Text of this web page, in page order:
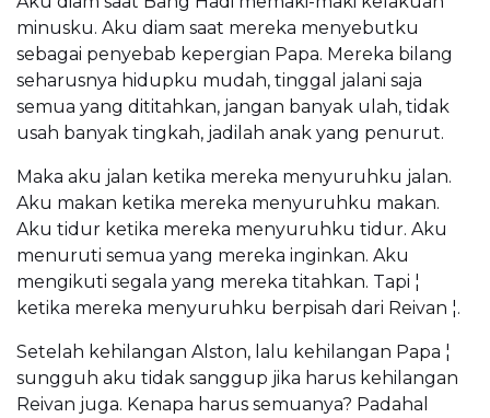
minusku. Aku diam saat mereka menyebutku
sebagai penyebab kepergian Papa. Mereka bilang
seharusnya hidupku mudah, tinggal jalani saja
semua yang dititahkan, jangan banyak ulah, tidak
usah banyak tingkah, jadilah anak yang penurut.
Maka aku jalan ketika mereka menyuruhku jalan.
Aku makan ketika mereka menyuruhku makan.
Aku tidur ketika mereka menyuruhku tidur. Aku
menuruti semua yang mereka inginkan. Aku
mengikuti segala yang mereka titahkan. Tapi ¦
ketika mereka menyuruhku berpisah dari Reivan ¦.
Setelah kehilangan Alston, lalu kehilangan Papa ¦
sungguh aku tidak sanggup jika harus kehilangan
Reivan juga. Kenapa harus semuanya? Padahal